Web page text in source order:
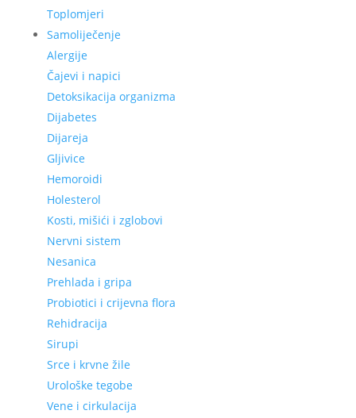
Toplomjeri
Samoliječenje
Alergije
Čajevi i napici
Detoksikacija organizma
Dijabetes
Dijareja
Gljivice
Hemoroidi
Holesterol
Kosti, mišići i zglobovi
Nervni sistem
Nesanica
Prehlada i gripa
Probiotici i crijevna flora
Rehidracija
Sirupi
Srce i krvne žile
Urološke tegobe
Vene i cirkulacija